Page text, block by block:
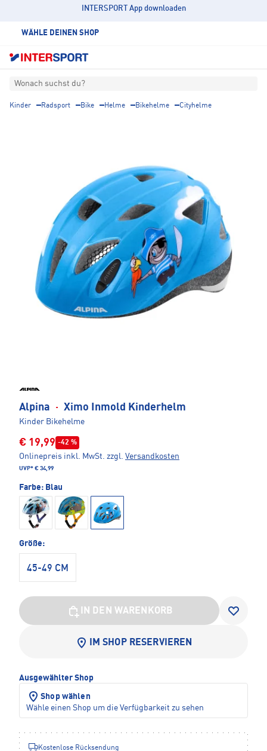
INTERSPORT App downloaden
WÄHLE DEINEN SHOP
Wonach suchst du?
Kinder Radsport Bike Helme Bikehelme Cityhelme
Alpina · Ximo Inmold Kinderhelm
Kinder Bikehelme
€ 19,99 -42 %
Onlinepreis inkl. MwSt. zzgl. Versandkosten
UVP* € 34,99
Farbe: Blau
Größe:
45-49 CM
IN DEN WARENKORB
IM SHOP RESERVIEREN
Ausgewählter Shop
Shop wählen
Wähle einen Shop um die Verfügbarkeit zu sehen
Kostenlose Rücksendung